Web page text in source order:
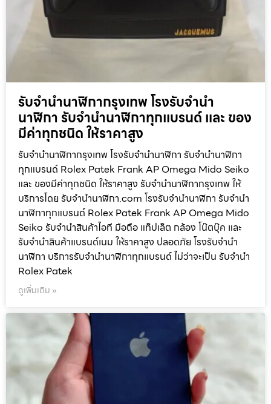
รับจำนำนาฬิกากรุงเทพ โรงรับจำนำ
นาฬิกา รับจำนำนาฬิกาทุกแบรนด์ และ ของ
มีค่าทุกชนิด ให้ราคาสูง
รับจำนำนาฬิกากรุงเทพ โรงรับจำนำนาฬิกา รับจำนำนาฬิกา
ทุกแบรนด์ Rolex Patek Frank AP Omega Mido Seiko
และ ของมีค่าทุกชนิด ให้ราคาสูง รับจำนำนาฬิกากรุงเทพ ให้
บริการโดย รับจํานํานาฬิกา.com โรงรับจำนำนาฬิกา รับจำนำ
นาฬิกาทุกแบรนด์ Rolex Patek Frank AP Omega Mido
Seiko รับจำนำสินค้าไอที มือถือ แท็ปเล็ต กล้อง โน๊ตบุ๊ค และ
รับจำนำสินค้าแบรนด์เนม ให้ราคาสูง ปลอดภัย โรงรับจำนำ
นาฬิกา บริการรับจำนำนาฬิกาทุกแบรนด์ ไม่ว่าจะเป็น รับจำนำ
Rolex Patek
ดูเพิ่มเติม »